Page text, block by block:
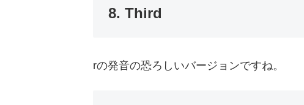
8. Third
rの発音の恐ろしいバージョンですね。